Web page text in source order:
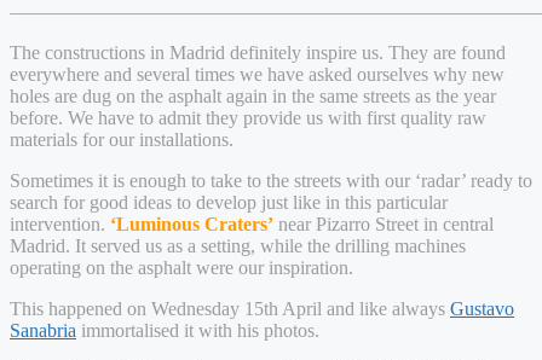
The constructions in Madrid definitely inspire us. They are found
everywhere and several times we have asked ourselves why new
holes are dug on the asphalt again in the same streets as the year
before. We have to admit they provide us with first quality raw
materials for our installations.
Sometimes it is enough to take to the streets with our ‘radar’ ready to
search for good ideas to develop just like in this particular
intervention. ‘Luminous Craters’ near Pizarro Street in central
Madrid. It served us as a setting, while the drilling machines
operating on the asphalt were our inspiration.
This happened on Wednesday 15th April and like always Gustavo
Sanabria immortalised it with his photos.